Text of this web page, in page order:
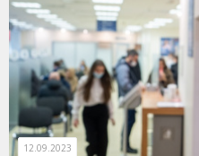
12.09.2023